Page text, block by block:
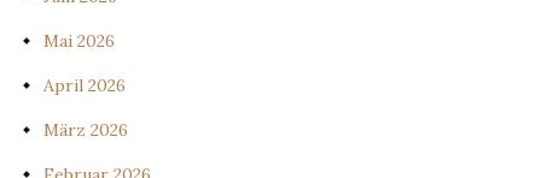
Mai 2026
April 2026
März 2026